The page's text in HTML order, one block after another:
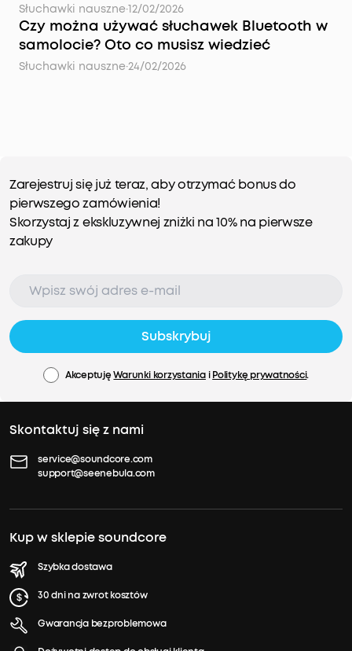
Słuchawki nauszne·12/02/2026
Czy można używać słuchawek Bluetooth w
samolocie? Oto co musisz wiedzieć
Słuchawki nauszne·24/02/2026
Zarejestruj się już teraz, aby otrzymać bonus do
pierwszego zamówienia!
Skorzystaj z ekskluzywnej zniżki na 10% na pierwsze
zakupy
Subskrybuj
AkceptujęWarunki korzystaniaiPolitykę prywatności.
Skontaktuj się z nami
service@soundcore.com
support@seenebula.com
Kup w sklepie soundcore
Szybka dostawa
30 dni na zwrot kosztów
Gwarancja bezproblemowa